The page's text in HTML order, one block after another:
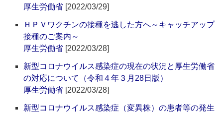
厚生労働省 [2022/03/29]
ＨＰＶワクチンの接種を逃した方へ～キャッチアップ
接種のご案内～
厚生労働省 [2022/03/28]
新型コロナウイルス感染症の現在の状況と厚生労働省
の対応について（令和４年３月28日版）
厚生労働省 [2022/03/28]
新型コロナウイルス感染症（変異株）の患者等の発生